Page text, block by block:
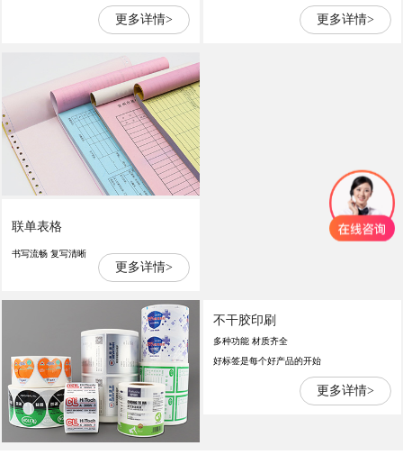
更多详情> 更多详情>
联单表格
书写流畅 复写清晰
更多详情>
不干胶印刷
多种功能 材质齐全
好标签是每个好产品的开始
更多详情>